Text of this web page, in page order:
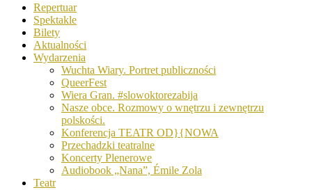
Teatr
Polski
Poznaniu
Repertuar
Spektakle
Bilety
Aktualności
Wydarzenia
Wuchta Wiary. Portret publiczności
QueerFest
Wiera Gran. #slowoktorezabija
Nasze obce. Rozmowy o wnętrzu i zewnętrzu
polskości.
Konferencja TEATR OD}{NOWA
Przechadzki teatralne
Koncerty Plenerowe
Audiobook „Nana”, Émile Zola
Teatr